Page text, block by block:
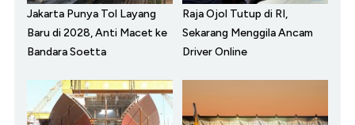
Jakarta Punya Tol Layang
Baru di 2028, Anti Macet ke
Bandara Soetta
Raja Ojol Tutup di RI,
Sekarang Menggila Ancam
Driver Online